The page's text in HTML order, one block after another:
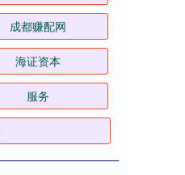
成都赚配网
海证资本
服务